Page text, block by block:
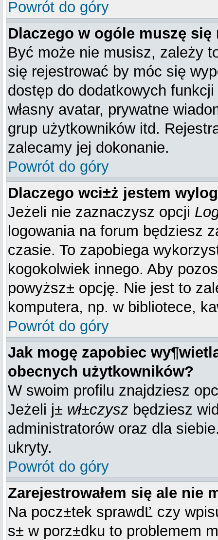
Powrót do góry
Dlaczego w ogóle muszę
Być może nie musisz, zależy
się rejestrować by móc się
dostęp do dodatkowych
własny avatar, prywatne
grup użytkowników itd.
zalecamy jej dokonanie.
Powrót do góry
Dlaczego wci±ż jestem
Jeżeli nie zaznaczysz opcji
logowania na forum będziesz
czasie. To zapobiega
kogokolwiek innego. Aby
powyższ± opcję. Nie jest to
komputera, np. w bibliotece,
Powrót do góry
Jak mogę zapobiec
obecnych użytkowników?
W swoim profilu znajdziesz
Jeżeli j± wł±czysz będziesz
administratorów oraz dla
ukryty.
Powrót do góry
Zarejestrowałem się ale nie
Na pocz±tek sprawdĽ czy
s± w porz±dku to problemem